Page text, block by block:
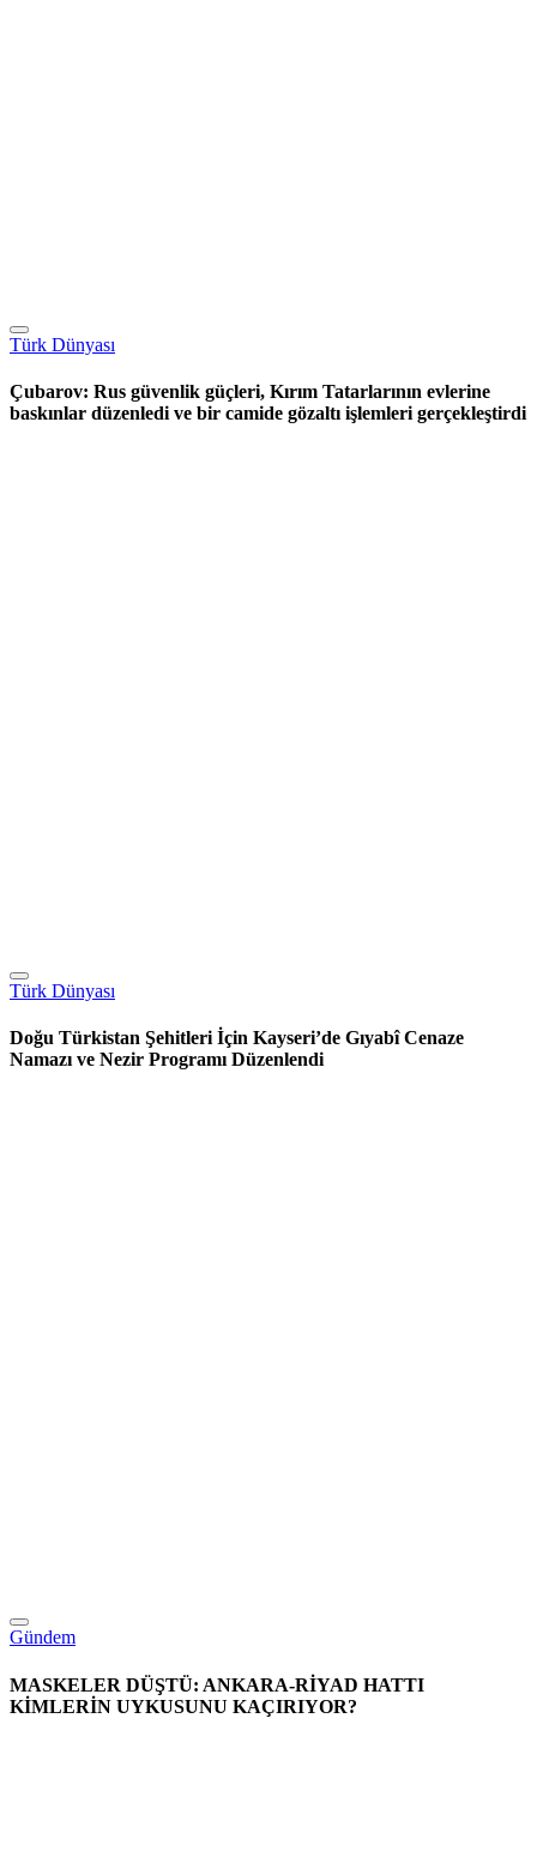
Türk Dünyası
Çubarov: Rus güvenlik güçleri, Kırım Tatarlarının evlerine
baskınlar düzenledi ve bir camide gözaltı işlemleri gerçekleştirdi
Türk Dünyası
Doğu Türkistan Şehitleri İçin Kayseri’de Gıyabî Cenaze
Namazı ve Nezir Programı Düzenlendi
Gündem
MASKELER DÜŞTÜ: ANKARA-RİYAD HATTI
KİMLERİN UYKUSUNU KAÇIRIYOR?